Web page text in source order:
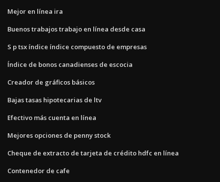
Mejor en línea ira
Buenos trabajos trabajo en línea desde casa
S p tsx índice índice compuesto de empresas
Índice de bonos canadienses de escocia
Creador de gráficos básicos
Bajas tasas hipotecarias de ltv
Efectivo más cuenta en línea
Mejores opciones de penny stock
Cheque de extracto de tarjeta de crédito hdfc en línea
Contenedor de cafe